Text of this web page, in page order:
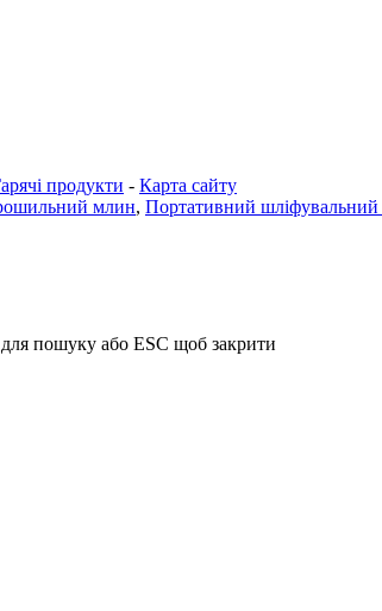
продукти - Карта сайту
млин, Портативний шліфувальний
пошуку або ESC щоб закрити